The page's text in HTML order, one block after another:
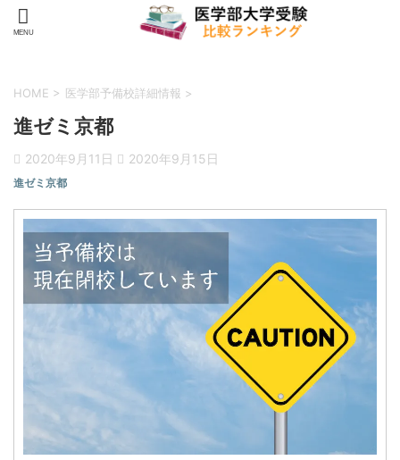
HOME > 医学部予備校詳細情報 >
進ゼミ京都
2020年9月11日 2020年9月15日
進ゼミ京都